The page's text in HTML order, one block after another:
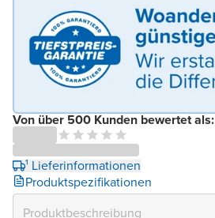
Von über 500 Kunden bewertet als:
¹ Lieferinformationen
Produktspezifikationen